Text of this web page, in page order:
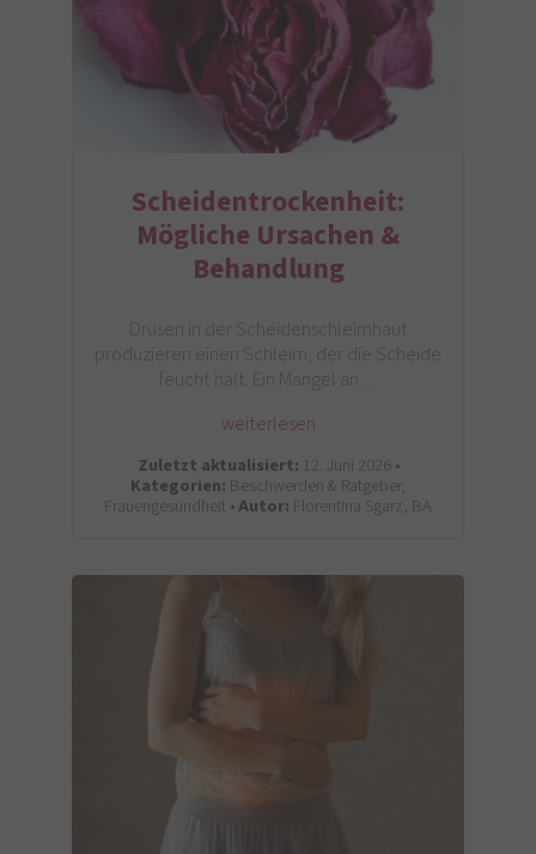
Scheidentrockenheit:
Mögliche Ursachen &
Behandlung
Drüsen in der Scheidenschleimhaut
produzieren einen Schleim, der die Scheide
feucht hält. Ein Mangel an…
weiterlesen
Zuletzt aktualisiert: 12. Juni 2026 •
Kategorien: Beschwerden & Ratgeber,
Frauengesundheit •Autor: Florentina Sgarz, BA